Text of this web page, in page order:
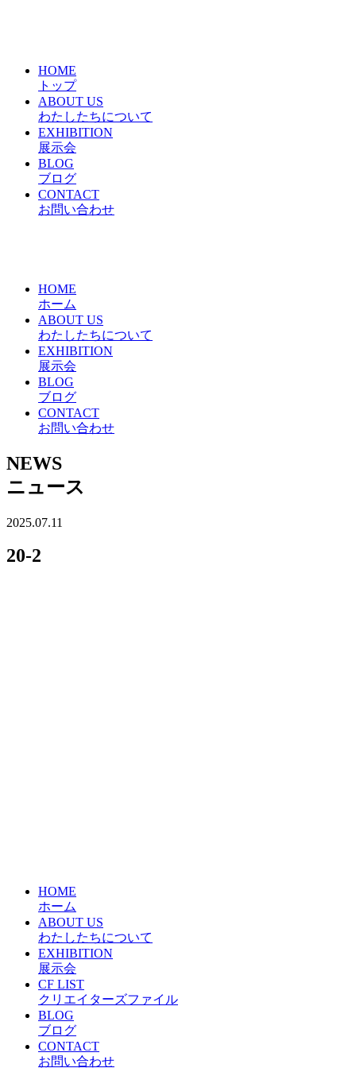
HOME
トップ
ABOUT US
わたしたちについて
EXHIBITION
展示会
BLOG
ブログ
CONTACT
お問い合わせ
HOME
ホーム
ABOUT US
わたしたちについて
EXHIBITION
展示会
BLOG
ブログ
CONTACT
お問い合わせ
NEWS
ニュース
2025.07.11
20-2
HOME
ホーム
ABOUT US
わたしたちについて
EXHIBITION
展示会
CF LIST
クリエイターズファイル
BLOG
ブログ
CONTACT
お問い合わせ